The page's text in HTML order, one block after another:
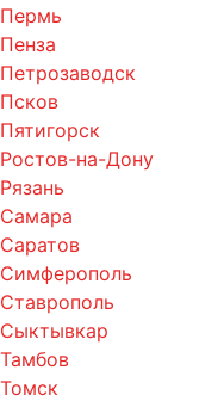
Пермь
Пенза
Петрозаводск
Псков
Пятигорск
Ростов-на-Дону
Рязань
Самара
Саратов
Симферополь
Ставрополь
Сыктывкар
Тамбов
Томск